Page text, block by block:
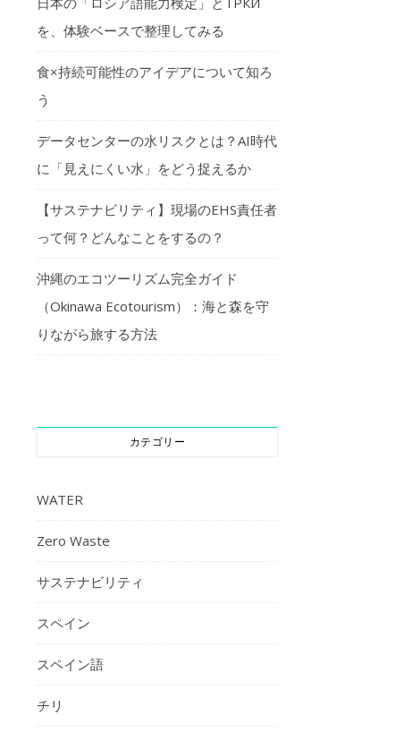
を、体験ベースで整理してみる
食×持続可能性のアイデアについて知ろ
う
データセンターの水リスクとは？AI時代
に「見えにくい水」をどう捉えるか
【サステナビリティ】現場のEHS責任者
って何？どんなことをするの？
沖縄のエコツーリズム完全ガイド
（Okinawa Ecotourism）：海と森を守
りながら旅する方法
カテゴリー
WATER
Zero Waste
サステナビリティ
スペイン
スペイン語
チリ